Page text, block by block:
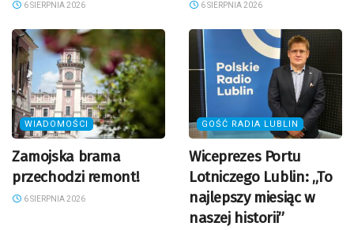
6 SIERPNIA 2026 6 SIERPNIA 2026
WIADOMOŚCI
Zamojska brama
przechodzi remont!
6 SIERPNIA 2026
GOŚĆ RADIA LUBLIN
Wiceprezes Portu
Lotniczego Lublin: „To
najlepszy miesiąc w
naszej historii”